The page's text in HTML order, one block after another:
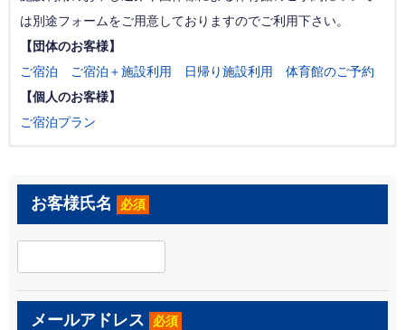
は別途フォームをご用意しておりますのでご利用下さい。
【団体のお客様】
ご宿泊
ご宿泊＋施設利用 日帰り施設利用
体育館のご予約
【個人のお客様】
ご宿泊プラン
お客様氏名 必須
メールアドレス 必須